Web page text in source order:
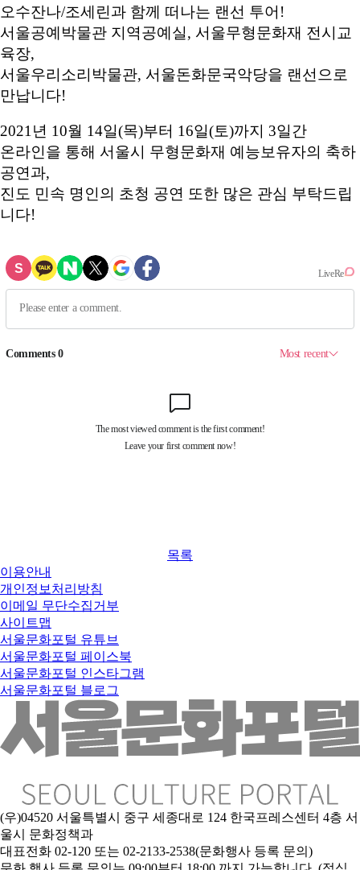
오수잔나/조세린과 함께 떠나는 랜선 투어!
서울공예박물관 지역공예실, 서울무형문화재 전시교
육장,
서울우리소리박물관, 서울돈화문국악당을 랜선으로
만납니다!
2021년 10월 14일(목)부터 16일(토)까지 3일간
온라인을 통해 서울시 무형문화재 예능보유자의 축하
공연과,
진도 민속 명인의 초청 공연 또한 많은 관심 부탁드립
니다!
목록
이용안내
개인정보처리방침
이메일 무단수집거부
사이트맵
서울문화포털 유튜브
서울문화포털 페이스북
서울문화포털 인스타그램
서울문화포털 블로그
(우)04520 서울특별시 중구 세종대로 124 한국프레스센터 4층 서
울시 문화정책과
대표전화 02-120 또는 02-2133-2538(문화행사 등록 문의)